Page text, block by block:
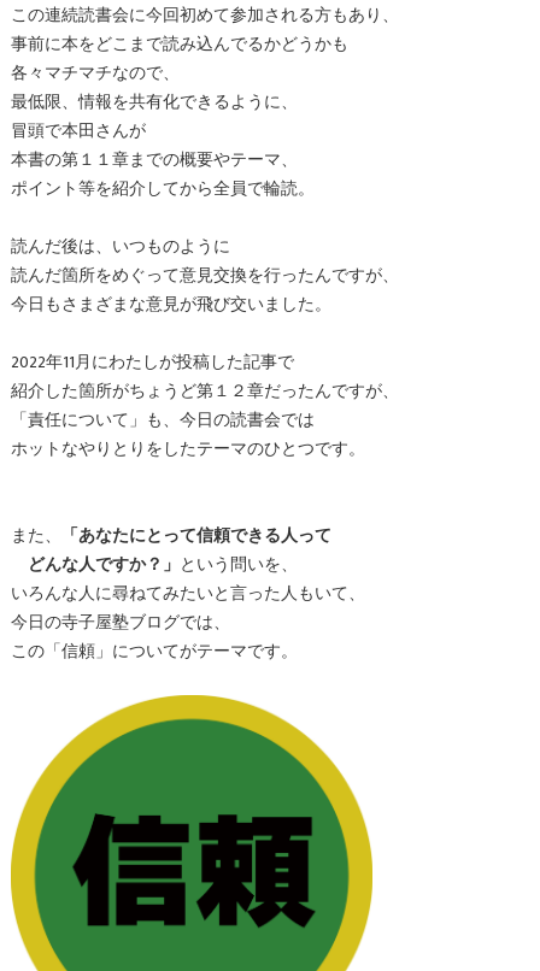
この連続読書会に今回初めて参加される方もあり、
事前に本をどこまで読み込んでるかどうかも
各々マチマチなので、
最低限、情報を共有化できるように、
冒頭で本田さんが
本書の第１１章までの概要やテーマ、
ポイント等を紹介してから全員で輪読。
読んだ後は、いつものように
読んだ箇所をめぐって意見交換を行ったんですが、
今日もさまざまな意見が飛び交いました。
2022年11月にわたしが投稿した記事で
紹介した箇所がちょうど第１２章だったんですが、
「責任について」も、今日の読書会では
ホットなやりとりをしたテーマのひとつです。
また、
「あなたにとって信頼できる人って
どんな人ですか？」 という問いを、
いろんな人に尋ねてみたいと言った人もいて、
今日の寺子屋塾ブログでは、
この「信頼」についてがテーマです。